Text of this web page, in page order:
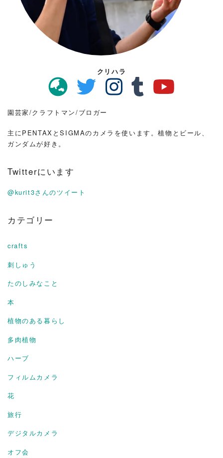
クリハラ
園芸家/クラフトマン/ブロガー
主にPENTAXとSIGMAのカメラを使います。植物とビール、
ガンダムが好き。
Twitterにいます
@kurit3さんのツイート
カテゴリー
crafts
刺しゅう
たのしみなこと
本
植物のある暮らし
多肉植物
ハーブ
フィルムカメラ
花
旅行
デジタルカメラ
オフ会